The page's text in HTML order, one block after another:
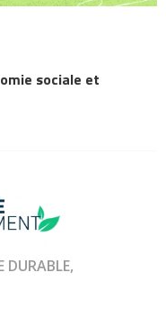
sociale et
DURABLE,